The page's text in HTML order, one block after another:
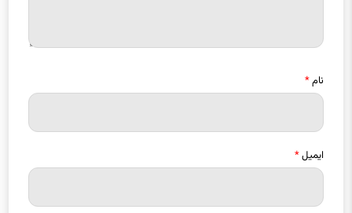
نام*
ایمیل*